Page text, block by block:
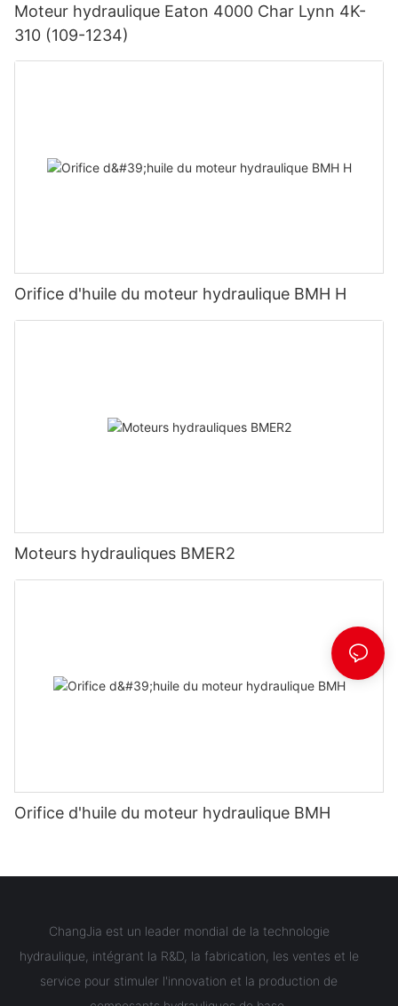
Moteur hydraulique Eaton 4000 Char Lynn 4K-
310 (109-1234)
Orifice d'huile du moteur hydraulique BMH H
Moteurs hydrauliques BMER2
Orifice d'huile du moteur hydraulique BMH
ChangJia est un leader mondial de la technologie
hydraulique, intégrant la R&D, la fabrication, les ventes et le
service pour stimuler l'innovation et la production de